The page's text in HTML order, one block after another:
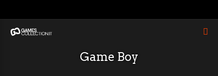
Game Boy